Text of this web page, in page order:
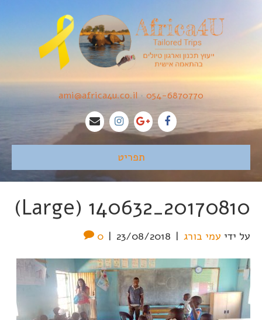
054-6870770
•
ami@africa4u.co.il
תפריט
20170810_140632 (Large)
על ידי עמי בורג |
23/08/2018
|
0